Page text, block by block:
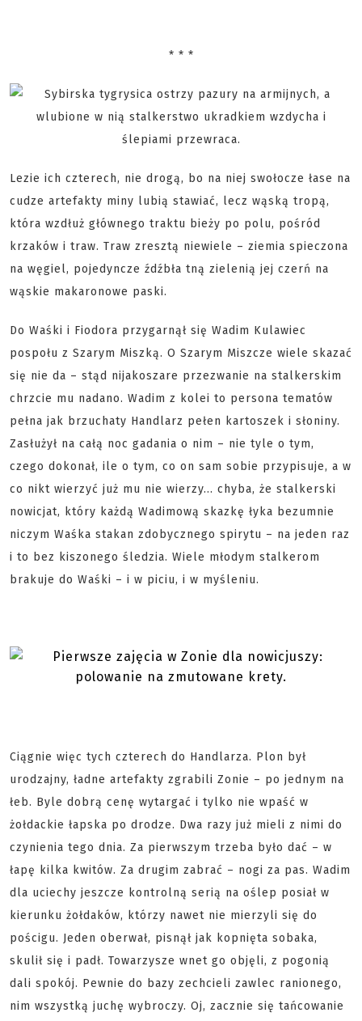
* * *
Lezie ich czterech, nie drogą, bo na niej swołocze łase na
cudze artefakty miny lubią stawiać, lecz wąską tropą,
która wzdłuż głównego traktu bieży po polu, pośród
krzaków i traw. Traw zresztą niewiele – ziemia spieczona
na węgiel, pojedyncze źdźbła tną zielenią jej czerń na
wąskie makaronowe paski.
Do Waśki i Fiodora przygarnął się Wadim Kulawiec
pospołu z Szarym Miszką. O Szarym Miszcze wiele skazać
się nie da – stąd nijakoszare przezwanie na stalkerskim
chrzcie mu nadano. Wadim z kolei to persona tematów
pełna jak brzuchaty Handlarz pełen kartoszek i słoniny.
Zasłużył na całą noc gadania o nim – nie tyle o tym,
czego dokonał, ile o tym, co on sam sobie przypisuje, a w
co nikt wierzyć już mu nie wierzy... chyba, że stalkerski
nowicjat, który każdą Wadimową skazkę łyka bezumnie
niczym Waśka stakan zdobycznego spirytu – na jeden raz
i to bez kiszonego śledzia. Wiele młodym stalkerom
brakuje do Waśki – i w piciu, i w myśleniu.
Ciągnie więc tych czterech do Handlarza. Plon był
urodzajny, ładne artefakty zgrabili Zonie – po jednym na
łeb. Byle dobrą cenę wytargać i tylko nie wpaść w
żołdackie łapska po drodze. Dwa razy już mieli z nimi do
czynienia tego dnia. Za pierwszym trzeba było dać – w
łapę kilka kwitów. Za drugim zabrać – nogi za pas. Wadim
dla uciechy jeszcze kontrolną serią na oślep posiał w
kierunku żołdaków, którzy nawet nie mierzyli się do
pościgu. Jeden oberwał, pisnął jak kopnięta sobaka,
skulił się i padł. Towarzysze wnet go objęli, z pogonią
dali spokój. Pewnie do bazy zechcieli zawlec ranionego,
nim wszystką juchę wybroczy. Oj, zacznie się tańcowanie